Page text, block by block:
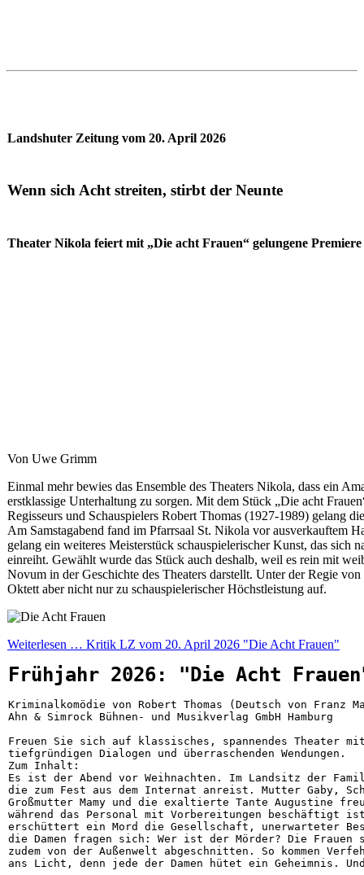
Landshuter Zeitung vom 20. April 2026
Wenn sich Acht streiten, stirbt der Neunte
Theater Nikola feiert mit „Die acht Frauen“ gelungene
Von Uwe Grimm
Einmal mehr bewies das Ensemble des Theaters Nikola, dass ein
erstklassige Unterhaltung zu sorgen. Mit dem Stück „Die acht
Regisseurs und Schauspielers Robert Thomas (1927-1989) gelang
Am Samstagabend fand im Pfarrsaal St. Nikola vor ausverkauftem
gelang ein weiteres Meisterstück schauspielerischer Kunst, das sich
einreiht. Gewählt wurde das Stück auch deshalb, weil es rein mit
Novum in der Geschichte des Theaters darstellt. Unter der Regie
Oktett aber nicht nur zu schauspielerischer Höchstleistung auf.
Weiterlesen … Kritik LZ vom 20. April 2026 "Die Acht Frauen"
Frühjahr 2026: "Die Acht
Kriminalkomödie von Robert Thomas (Deutsch von Franz
Ahn & Simrock Bühnen- und Musikverlag GmbH Hamburg
Freuen Sie sich auf klassisches, spannendes Theater
tiefgründigen Dialogen und überraschenden Wendungen.
Zum Inhalt:
Es ist der Abend vor Weihnachten. Im Landsitz der
die zum Fest aus dem Internat anreist. Mutter Gaby,
Großmutter Mamy und die exaltierte Tante Augustine
während das Personal mit Vorbereitungen beschäftigt
erschüttert ein Mord die Gesellschaft, unerwarteter
die Damen fragen sich: Wer ist der Mörder? Die Frauen
zudem von der Außenwelt abgeschnitten. So kommen
ans Licht, denn jede der Damen hütet ein Geheimnis.